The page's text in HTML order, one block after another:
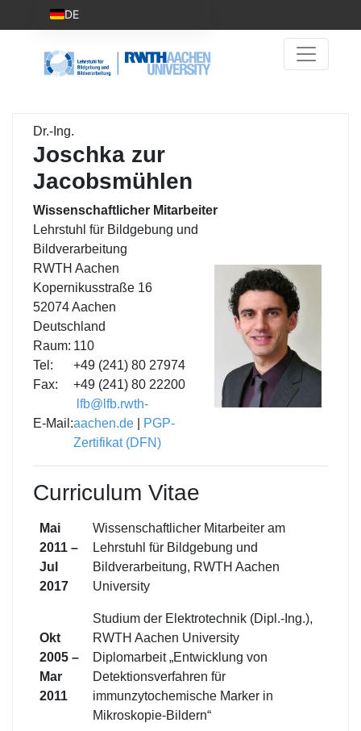
Dr.-Ing.
Joschka zur
Jacobsmühlen
Wissenschaftlicher Mitarbeiter
Lehrstuhl für Bildgebung und
Bildverarbeitung
RWTH Aachen
Kopernikusstraße 16
52074 Aachen
Deutschland
Raum: 110
Tel:
+49 (241) 80 27974
Fax:
+49 (241) 80 22200
E-Mail:
lfb@lfb.rwth-
aachen.de
PGP-
Zertifikat (DFN)
Curriculum Vitae
Mai
2011 –
Jul
2017
Wissenschaftlicher Mitarbeiter am
Lehrstuhl für Bildgebung und
Bildverarbeitung, RWTH Aachen
University
Okt
2005 –
Mar
2011
Studium der Elektrotechnik (Dipl.‐Ing.),
RWTH Aachen University
Diplomarbeit „Entwicklung von
Detektionsverfahren für
immunzytochemische Marker in
Mikroskopie-Bildern“
DE